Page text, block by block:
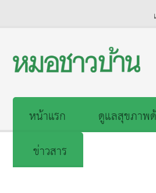
หน้าแรก ดูแลสุขภาพ
ข่าวสาร